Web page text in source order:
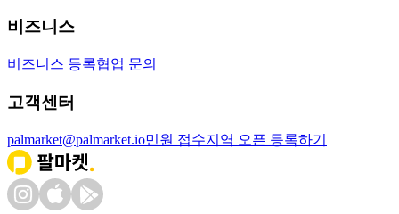
비즈니스
비즈니스 등록협업 문의
고객센터
palmarket@palmarket.io민원 접수지역 오픈 등록하기